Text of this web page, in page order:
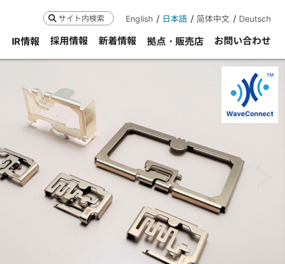
検索 English 日本語 简体中文 Deutsch
IR情報 採用情報 新着情報 拠点・販売店 お問い合わせ